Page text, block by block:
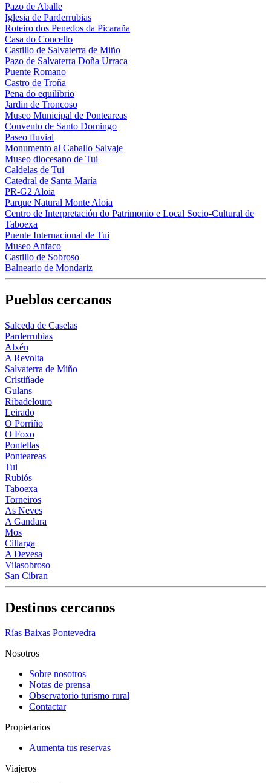
Pazo de Aballe
Iglesia de Parderrubias
Roteiro dos Penedos da Picaraña
Casa do Concello
Castillo de Salvaterra de Miño
Pazo de Salvaterra Doña Urraca
Puente Romano
Castro de Troña
Pena do equilibrio
Jardin de Troncoso
Museo Municipal de Ponteareas
Convento de Santo Domingo
Paseo fluvial
Monumento al Caballo Salvaje
Museo diocesano de Tui
Caldelas de Tui
Catedral de Santa María
PR-G2 Aloia
Parque Natural Monte Aloia
Centro de Interpretación do Patrimonio e Local Socio-Cultural de
Taboexa
Puente Internacional de Tui
Museo Anfaco
Castillo de Sobroso
Balneario de Mondariz
Pueblos cercanos
Salceda de Caselas
Parderrubias
Alxén
A Revolta
Salvaterra de Miño
Cristiñade
Gulans
Ribadelouro
Leirado
O Porriño
O Foxo
Pontellas
Ponteareas
Tui
Rubiós
Taboexa
Torneiros
As Neves
A Gandara
Mos
Cillarga
A Devesa
Vilasobroso
San Cibran
Destinos cercanos
Rías Baixas Pontevedra
Nosotros
Sobre nosotros
Notas de prensa
Observatorio turismo rural
Contactar
Propietarios
Aumenta tus reservas
Viajeros